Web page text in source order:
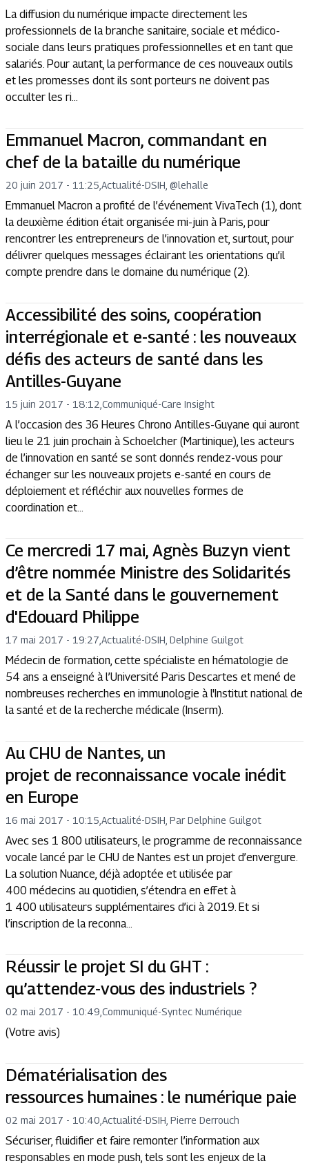
La diffusion du numérique impacte directement les
professionnels de la branche sanitaire, sociale et médico-
sociale dans leurs pratiques professionnelles et en tant que
salariés. Pour autant, la performance de ces nouveaux outils
et les promesses dont ils sont porteurs ne doivent pas
occulter les ri...
Emmanuel Macron, commandant en
chef de la bataille du numérique
20 juin 2017 - 11:25 Actualité-DSIH, @lehalle
Emmanuel Macron a profité de l’événement VivaTech (1), dont
la deuxième édition était organisée mi-juin à Paris, pour
rencontrer les entrepreneurs de l’innovation et, surtout, pour
délivrer quelques messages éclairant les orientations qu’il
compte prendre dans le domaine du numérique (2).
Accessibilité des soins, coopération
interrégionale et e-santé : les nouveaux
défis des acteurs de santé dans les
Antilles-Guyane
15 juin 2017 - 18:12 Communiqué-Care Insight
A l’occasion des 36 Heures Chrono Antilles-Guyane qui auront
lieu le 21 juin prochain à Schoelcher (Martinique), les acteurs
de l’innovation en santé se sont donnés rendez-vous pour
échanger sur les nouveaux projets e-santé en cours de
déploiement et réfléchir aux nouvelles formes de
coordination et...
Ce mercredi 17 mai, Agnès Buzyn vient
d’être nommée Ministre des Solidarités
et de la Santé dans le gouvernement
d'Edouard Philippe
17 mai 2017 - 19:27 Actualité-DSIH, Delphine Guilgot
Médecin de formation, cette spécialiste en hématologie de
54 ans a enseigné à l’Université Paris Descartes et mené de
nombreuses recherches en immunologie à l'Institut national de
la santé et de la recherche médicale (Inserm).
Au CHU de Nantes, un
projet de reconnaissance vocale inédit
en Europe
16 mai 2017 - 10:15 Actualité-DSIH, Par Delphine Guilgot
Avec ses 1 800 utilisateurs, le programme de reconnaissance
vocale lancé par le CHU de Nantes est un projet d’envergure.
La solution Nuance, déjà adoptée et utilisée par
400 médecins au quotidien, s’étendra en effet à
1 400 utilisateurs supplémentaires d’ici à 2019. Et si
l’inscription de la reconna...
Réussir le projet SI du GHT :
qu’attendez-vous des industriels ?
02 mai 2017 - 10:49 Communiqué-Syntec Numérique
(Votre avis)
Dématérialisation des
ressources humaines : le numérique paie
02 mai 2017 - 10:40 Actualité-DSIH, Pierre Derrouch
Sécuriser, fluidifier et faire remonter l’information aux
responsables en mode push, tels sont les enjeux de la